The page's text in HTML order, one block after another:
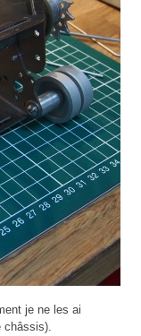
je ne les ai
châssis).